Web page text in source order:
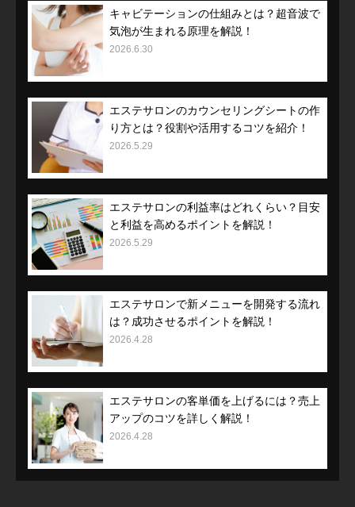
キャビテーションの仕組みとは？超音波で
気泡が生まれる原理を解説！
2026.6.30
エステサロンのカウンセリングシートの作
り方とは？役割や活用するコツを紹介！
2026.5.29
エステサロンの利益率はどれくらい？目安
と利益を高めるポイントを解説！
2026.5.29
エステサロンで新メニューを開発する流れ
は？成功させるポイントを解説！
2026.4.28
エステサロンの客単価を上げるには？売上
アップのコツを詳しく解説！
2026.4.28